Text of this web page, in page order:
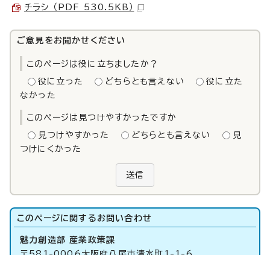
チラシ （PDF 530.5KB）
ご意見をお聞かせください
このページは役に立ちましたか？
役に立った どちらとも言えない
役に立た
なかった
このページは見つけやすかったですか
見つけやすかった どちらとも言えない
見
つけにくかった
送信
このページに関する お問い合わせ
魅力創造部 産業政策課